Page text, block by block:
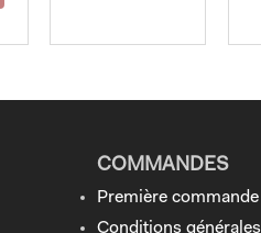
COMMANDES
Première commande
Conditions